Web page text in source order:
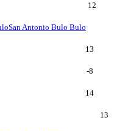
12
San Antonio Bulo Bulo
13
-8
14
13